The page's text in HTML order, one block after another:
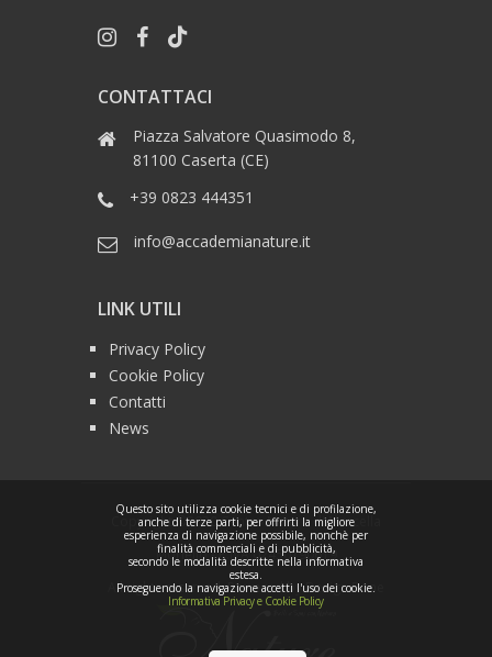
Questo sito utilizza cookie tecnici e di profilazione,
anche di terze parti, per offrirti la migliore
esperienza di navigazione possibile, nonchè per
finalità commerciali e di pubblicità,
secondo le modalità descritte nella informativa
estesa.
Proseguendo la navigazione accetti l'uso dei cookie.
Informativa Privacy e Cookie Policy
CONTATTACI
Piazza Salvatore Quasimodo 8,
81100 Caserta (CE)
+39 0823 444351
info@accademianature.it
LINK UTILI
Privacy Policy
Cookie Policy
Contatti
News
Copyright ©2020 Centro Nature di Marcella
Moriello - P.IVA 02450790619
All rights reserved.Powered by Design Bone